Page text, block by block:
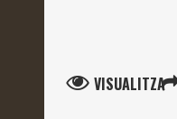
VISUALITZA